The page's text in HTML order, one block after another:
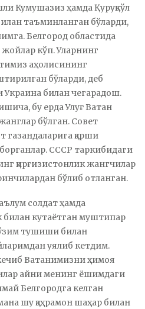
Кумушазиз ҳамда Қуруқкўл
таъминланган бўларди,
Белгород областида
кўп. Уларнинг
аҳолисининг
бўларди, деб
Украина билан чегарадош.
бу ерда Улуғ Ватан
бўлган. Совет
қарши
СССР таркибидаги
қирғизистонлик жангчилар
бўлиб отланган.
солдат ҳамда
кутаётган муштипар
тушиши билан
уялиб кетдим.
Ватанимизни ҳимоя
айни менинг ёшимдаги
Белгородга келган
шу қаҳрамон шаҳар билан